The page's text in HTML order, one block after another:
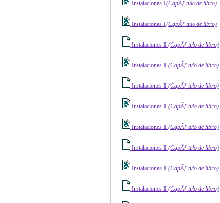
Instalaciones I (CapÃƒ ­tulo de libro)
Instalaciones I (CapÃƒ ­tulo de libro)
Instalaciones II (CapÃƒ ­tulo de libro)
Instalaciones II (CapÃƒ ­tulo de libro)
Instalaciones II (CapÃƒ ­tulo de libro)
Instalaciones II (CapÃƒ ­tulo de libro)
Instalaciones II (CapÃƒ ­tulo de libro)
Instalaciones II (CapÃƒ ­tulo de libro)
Instalaciones II (CapÃƒ ­tulo de libro)
Instalaciones II (CapÃƒ ­tulo de libro)